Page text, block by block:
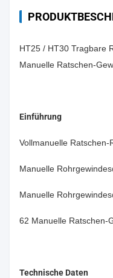
HT25 / HT30 Tragbare
Manuelle Ratschen-
Einführung
Vollmanuelle
Manuelle
Manuelle
62 Manuelle Ratschen-
Technische Daten